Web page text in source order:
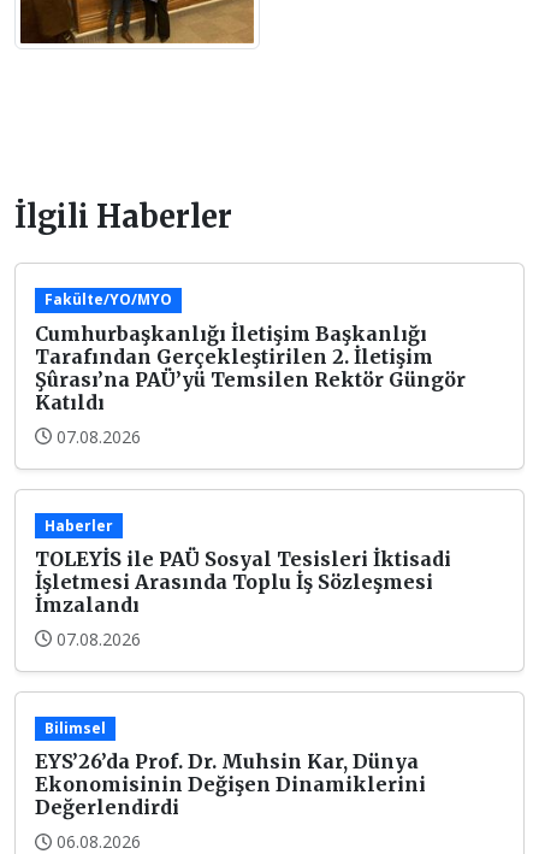
İlgili Haberler
Fakülte/YO/MYO
Cumhurbaşkanlığı İletişim Başkanlığı
Tarafından Gerçekleştirilen 2. İletişim
Şûrası’na PAÜ’yü Temsilen Rektör Güngör
Katıldı
07.08.2026
Haberler
TOLEYİS ile PAÜ Sosyal Tesisleri İktisadi
İşletmesi Arasında Toplu İş Sözleşmesi
İmzalandı
07.08.2026
Bilimsel
EYS’26’da Prof. Dr. Muhsin Kar, Dünya
Ekonomisinin Değişen Dinamiklerini
Değerlendirdi
06.08.2026